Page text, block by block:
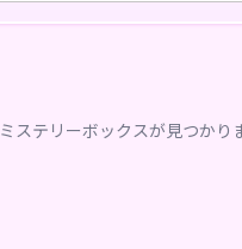
ミステリーボックスが見つかり